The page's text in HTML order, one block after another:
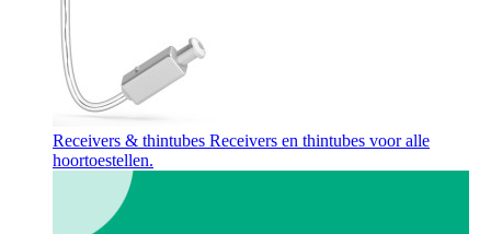
Receivers & thintubes Receivers en thintubes voor alle
hoortoestellen.